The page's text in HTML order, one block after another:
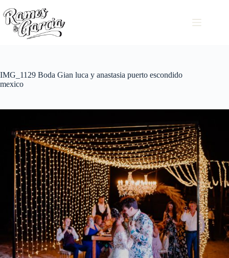
IMG_1129 Boda Gian luca y anastasia puerto escondido
mexico